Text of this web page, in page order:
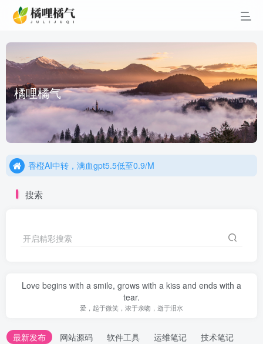
橘哩橘气
香橙AI中转，满血gpt5.5低至0.9/M
香橙云，值得您信赖的云计算服务商
香橙AI中转，满血gpt5.5低至0.9/M
搜索
开启精彩搜索
Love begins with a smile, grows with a kiss and ends with a
tear.
爱，起于微笑，浓于亲吻，逝于泪水
最新发布 网站源码 软件工具 运维笔记
技术笔记